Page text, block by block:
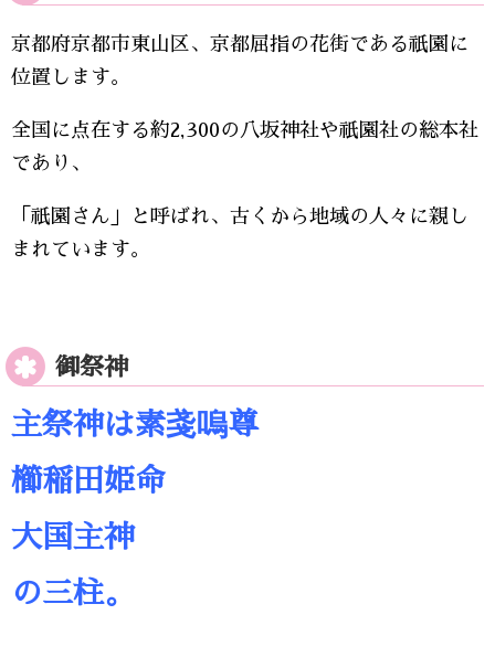
京都府京都市東山区、京都屈指の花街である祇園に
位置します。
全国に点在する約2,300の八坂神社や祇園社の総本社
であり、
「祇園さん」と呼ばれ、古くから地域の人々に親し
まれています。
御祭神
主祭神は素戔嗚尊
櫛稲田姫命
大国主神
の三柱。